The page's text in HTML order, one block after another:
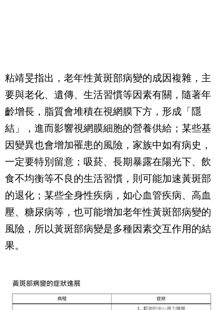
粘靖旻指出，老年性黃斑部病變的成因複雜，主
要與老化、遺傳、生活習慣等因素有關，隨著年
齡增長，脂質會堆積在視網膜下方，形成「隱
結」，進而影響視網膜細胞的營養供給；某些基
因變異也會增加罹患的風險，家族中如有病史，
一定要特別留意；吸菸、長期暴露在陽光下、飲
食不均衡等不良的生活習慣，則可能加速黃斑部
的退化；某些全身性疾病，如心血管疾病、高血
壓、糖尿病等，也可能增加老年性黃斑部病變的
風險，所以黃斑部病變是多種因素交互作用的結
果。